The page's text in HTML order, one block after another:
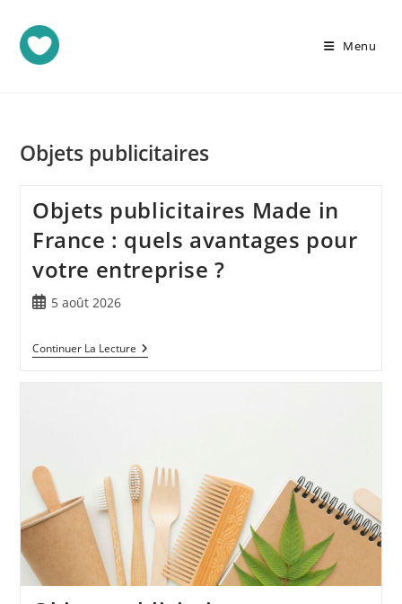
Menu
Objets publicitaires
Objets publicitaires Made in
France : quels avantages pour
votre entreprise ?
5 août 2026
Continuer La Lecture